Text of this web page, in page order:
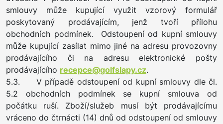
smlouvy může kupující využit vzorový formulář
poskytovaný prodávajícím, jenž tvoří přílohu
obchodních podmínek. Odstoupení od kupní smlouvy
může kupující zasílat mimo jiné na adresu provozovny
prodávajícího či na adresu elektronické pošty
prodávajícího recepce@golfslapy.cz.
5.3. V případě odstoupení od kupní smlouvy dle čl.
5.2 obchodních podmínek se kupní smlouva od
počátku ruší. Zboží/služeb musí být prodávajícímu
vráceno do čtrnácti (14) dnů od odstoupení od smlouvy